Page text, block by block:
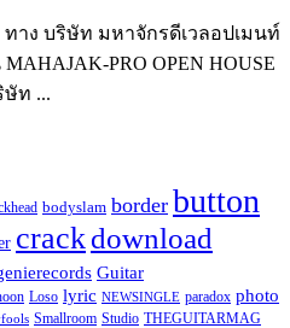
ทาง บริษัท มหาจักรดีเวลอปเมนท์
PRO OPEN HOUSE
ษัท ...
bodyslam border button
crackdownload
Guitar
Loso lyric NEWSINGLE paradox photo
Smallroom Studio THEGUITARMAG